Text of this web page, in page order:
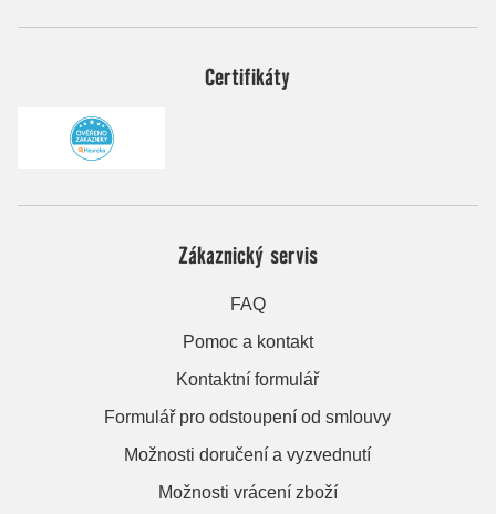
Certifikáty
Zákaznický servis
FAQ
Pomoc a kontakt
Kontaktní formulář
Formulář pro odstoupení od smlouvy
Možnosti doručení a vyzvednutí
Možnosti vrácení zboží